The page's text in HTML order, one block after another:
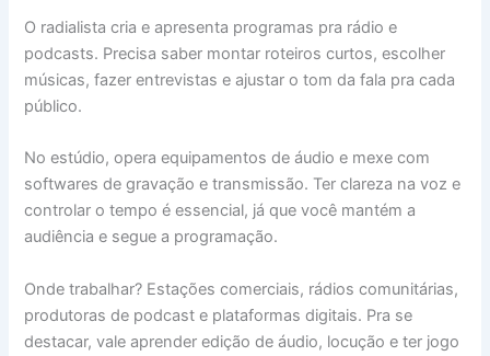
O radialista cria e apresenta programas pra rádio e
podcasts. Precisa saber montar roteiros curtos, escolher
músicas, fazer entrevistas e ajustar o tom da fala pra cada
público.
No estúdio, opera equipamentos de áudio e mexe com
softwares de gravação e transmissão. Ter clareza na voz e
controlar o tempo é essencial, já que você mantém a
audiência e segue a programação.
Onde trabalhar? Estações comerciais, rádios comunitárias,
produtoras de podcast e plataformas digitais. Pra se
destacar, vale aprender edição de áudio, locução e ter jogo